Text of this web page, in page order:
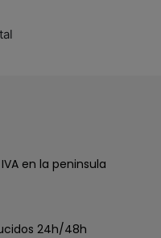
en la peninsula
24h/48h